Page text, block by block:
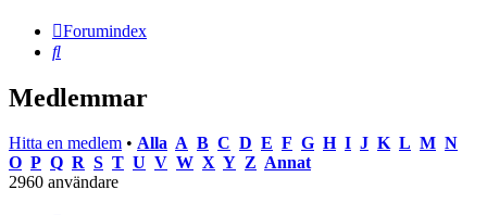
Forumindex
Sök
Medlemmar
Hitta en medlem • Alla A B C D E F G H I J K L M N
O P Q R S T U V W X Y Z Annat
2960 användare